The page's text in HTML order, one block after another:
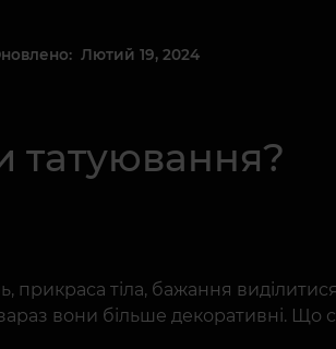
Лютий 19, 2024
татуювання?
прикраса тіла, бажання
вони більше декоративні. Що